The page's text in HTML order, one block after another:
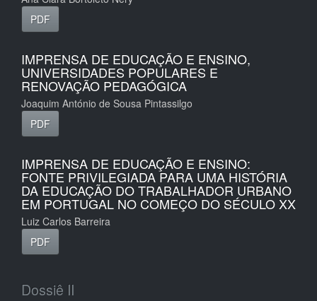
PDF
IMPRENSA DE EDUCAÇÃO E ENSINO,
UNIVERSIDADES POPULARES E
RENOVAÇÃO PEDAGÓGICA
Joaquim António de Sousa Pintassilgo
PDF
IMPRENSA DE EDUCAÇÃO E ENSINO:
FONTE PRIVILEGIADA PARA UMA HISTÓRIA
DA EDUCAÇÃO DO TRABALHADOR URBANO
EM PORTUGAL NO COMEÇO DO SÉCULO XX
Luiz Carlos Barreira
PDF
Dossiê II